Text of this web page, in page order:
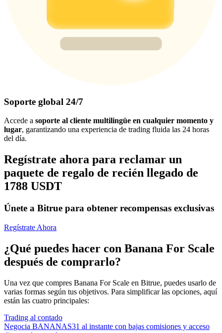
Soporte global 24/7
Accede a soporte al cliente multilingüe en cualquier momento y
lugar, garantizando una experiencia de trading fluida las 24 horas
del día.
Regístrate ahora para reclamar un
paquete de regalo de recién llegado de
1788 USDT
Únete a Bitrue para obtener recompensas exclusivas
Regístrate Ahora
¿Qué puedes hacer con Banana For Scale
después de comprarlo?
Una vez que compres Banana For Scale en Bitrue, puedes usarlo de
varias formas según tus objetivos. Para simplificar las opciones, aquí
están las cuatro principales:
Trading al contado
Negocia BANANAS31 al instante con bajas comisiones y acceso